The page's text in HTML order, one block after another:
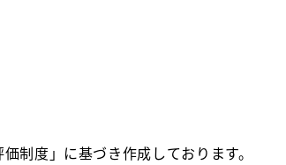
制度」に基づき作成しております。